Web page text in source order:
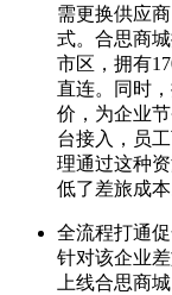
需更换供应
式。合思商
市区，拥有
直连。同时
价，为企业
台接入，员
理通过这种
低了差旅成本
全流程打通
针对该企业
上线合思商